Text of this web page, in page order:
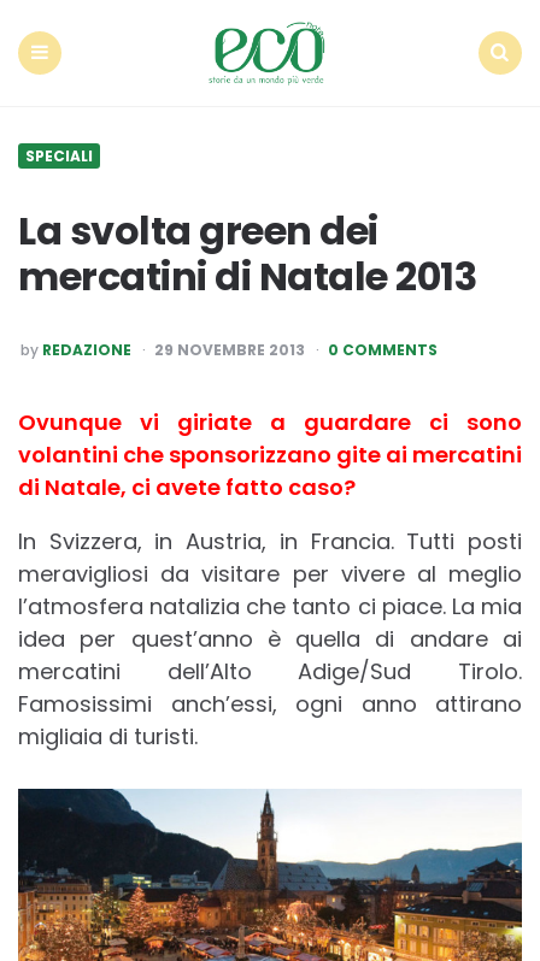
SPECIALI
La svolta green dei
mercatini di Natale 2013
POSTED
BY
by REDAZIONE 29 NOVEMBRE 2013 0 COMMENTS
Ovunque vi giriate a guardare ci sono
volantini che sponsorizzano gite ai mercatini
di Natale, ci avete fatto caso?
In Svizzera, in Austria, in Francia. Tutti posti
meravigliosi da visitare per vivere al meglio
l’atmosfera natalizia che tanto ci piace. La mia
idea per quest’anno è quella di andare ai
mercatini dell’Alto Adige/Sud Tirolo.
Famosissimi anch’essi, ogni anno attirano
migliaia di turisti.